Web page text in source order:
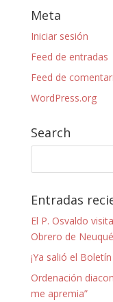
Meta
Iniciar sesión
Feed de entradas
Feed de
WordPress.org
Search
Entradas
El P. Osvaldo
Obrero de
¡Ya salió el
Ordenación
me apremia”